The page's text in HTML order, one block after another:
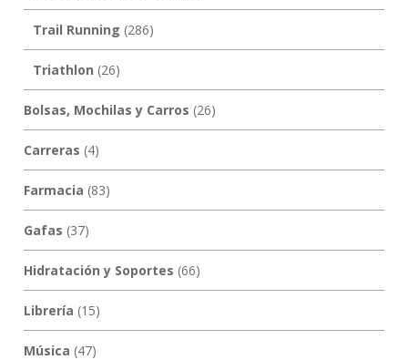
Trail Running (286)
Triathlon (26)
Bolsas, Mochilas y Carros (26)
Carreras (4)
Farmacia (83)
Gafas (37)
Hidratación y Soportes (66)
Librería (15)
Música (47)